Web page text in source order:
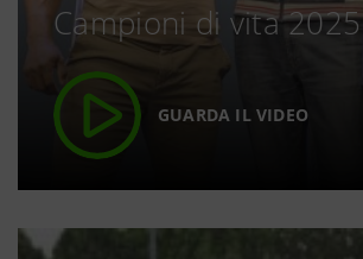
Campioni di vita 2025
GUARDA IL VIDEO